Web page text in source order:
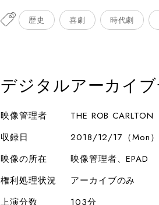
歴史 喜劇 時代劇
デジタルアーカイ
映像管理者
THE ROB CARLTON
収録日
2018/12/17（Mon）
映像の所在
映像管理者、EPAD
権利処理状況
アーカイブのみ
上演分数
103分